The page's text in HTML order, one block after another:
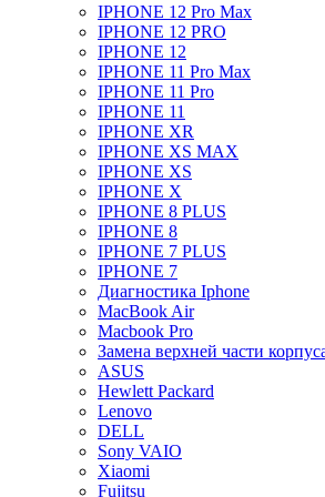
IPHONE 12 Pro Max
IPHONE 12 PRO
IPHONE 12
IPHONE 11 Pro Max
IPHONE 11 Pro
IPHONE 11
IPHONE XR
IPHONE XS MAX
IPHONE XS
IPHONE X
IPHONE 8 PLUS
IPHONE 8
IPHONE 7 PLUS
IPHONE 7
Диагностика Iphone
MacBook Air
Macbook Pro
Замена верхней части
ASUS
Hewlett Packard
Lenovo
DELL
Sony VAIO
Xiaomi
Fujitsu